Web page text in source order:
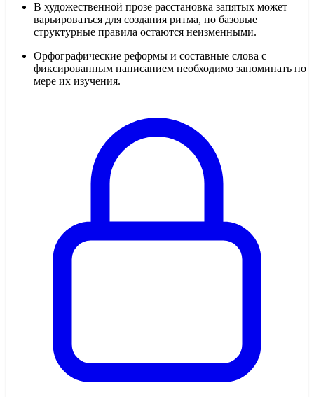
В художественной прозе расстановка запятых может
варьироваться для создания ритма, но базовые
структурные правила остаются неизменными.
Орфографические реформы и составные слова с
фиксированным написанием необходимо запоминать по
мере их изучения.